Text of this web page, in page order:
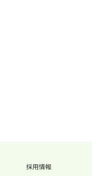
採用情報